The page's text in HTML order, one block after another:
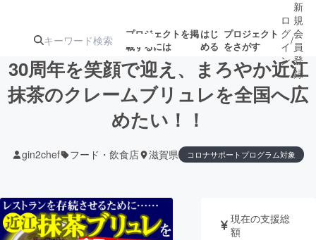
プロジェクトを掲
載するには
はじ
める
プロジェクト
をさがす
注目の新着プロ 募集終了が近いプ
テクノロジー・ガジェット ゲーム・サ
ロ
グ
イ
ン
/
新
規
会
員
登
録
30周年を笑顔で迎え、まろやか近江
抹茶のクレームブリュレを全国へ広
めたい！！
gin2chef フード・飲食店 滋賀県 コロナサポートプログラム対象
現在の支援総
額